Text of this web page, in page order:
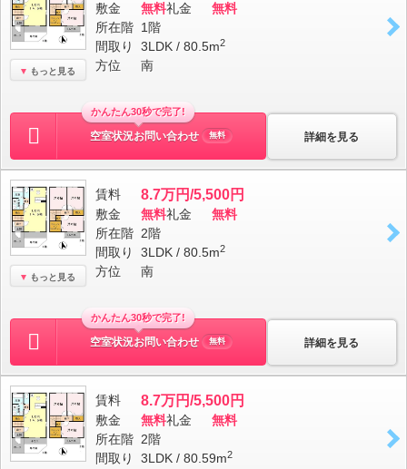
もっと見る
敷金 無料礼金
無料
所在階 1階
間取り
3LDK / 80.5m2
方位 南
詳細を見る
かんたん30秒で完了!
空室状況お問い合わせ 無料
もっと見る
賃料 8.7万円/5,500円
敷金 無料礼金
無料
所在階 2階
間取り
3LDK / 80.5m2
方位 南
詳細を見る
かんたん30秒で完了!
空室状況お問い合わせ 無料
賃料 8.7万円/5,500円
敷金 無料礼金
無料
所在階 2階
間取り
3LDK / 80.59m2